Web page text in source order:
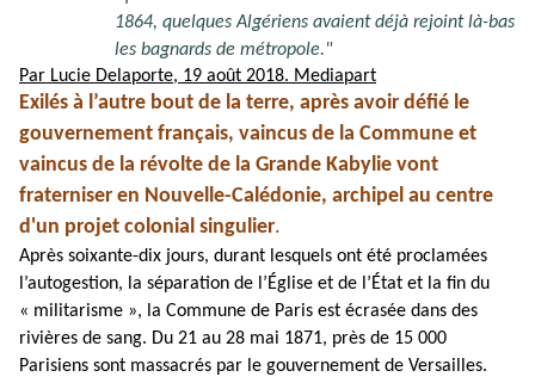
1864, quelques Algériens avaient déjà rejoint là-bas
les bagnards de métropole."
Par Lucie Delaporte, 19 août 2018. Mediapart
Exilés à l’autre bout de la terre, après avoir défié le
gouvernement français, vaincus de la Commune et
vaincus de la révolte de la Grande Kabylie vont
fraterniser en Nouvelle-Calédonie, archipel au centre
d'un projet colonial singulier.
Après soixante-dix jours, durant lesquels ont été proclamées
l’autogestion, la séparation de l’Église et de l’État et la fin du
« militarisme », la Commune de Paris est écrasée dans des
rivières de sang. Du 21 au 28 mai 1871, près de 15 000
Parisiens sont massacrés par le gouvernement de Versailles.